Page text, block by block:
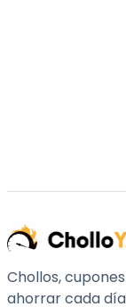
Chollos,
ahorrar cada